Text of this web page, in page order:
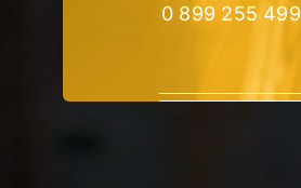
0 899 255 499